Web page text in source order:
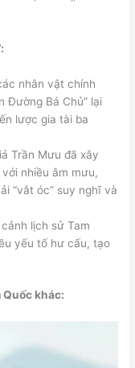
nhân vật chính
Đường Bá Chủ” lại
lược gia tài ba
Trần Mưu đã xây
nhiều âm mưu,
“vắt óc” suy nghĩ và
lịch sử Tam
yếu tố hư cấu, tạo
Quốc khác: